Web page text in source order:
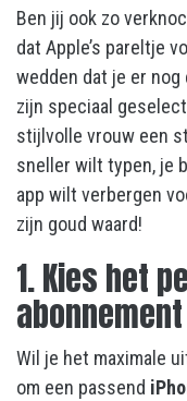
Ben jij ook zo
dat Apple’s pareltje
wedden dat je er nog
zijn speciaal
stijlvolle vrouw een
sneller wilt typen, je
app wilt verbergen
zijn goud waard!
1. Kies het
abonnement
Wil je het maximale
om een passend